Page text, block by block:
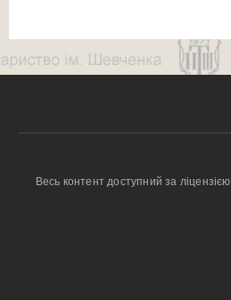
Весь контент доступний за ліцензією